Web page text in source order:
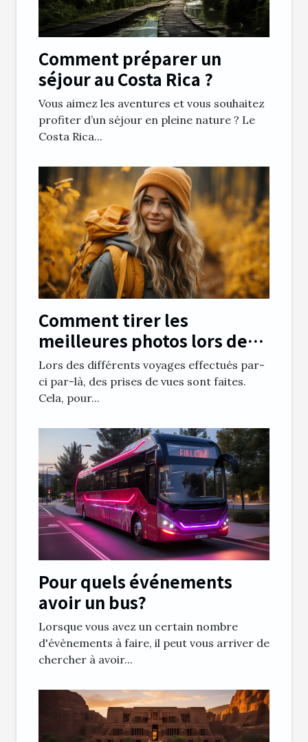
Comment préparer un
séjour au Costa Rica ?
Vous aimez les aventures et vous souhaitez
profiter d’un séjour en pleine nature ? Le
Costa Rica...
Comment tirer les
meilleures photos lors des
voyages ?
Lors des différents voyages effectués par-
ci par-là, des prises de vues sont faites.
Cela, pour...
Pour quels événements
avoir un bus?
Lorsque vous avez un certain nombre
d'évènements à faire, il peut vous arriver de
chercher à avoir...